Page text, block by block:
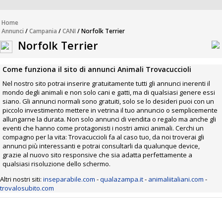
Home
Annunci /Campania /CANI / Norfolk Terrier
Norfolk Terrier
Come funziona il sito di annunci Animali Trovacuccioli
Nel nostro sito potrai inserire gratuitamente tutti gli annunci inerenti il
mondo degli animali e non solo cani e gatti, ma di qualsiasi genere essi
siano. Gli annunci normali sono gratuiti, solo se lo desideri puoi con un
piccolo investimento mettere in vetrina il tuo annuncio o semplicemente
allungarne la durata. Non solo annunci di vendita o regalo ma anche gli
eventi che hanno come protagonisti i nostri amici animali. Cerchi un
compagno per la vita: Trovacuccioli fa al caso tuo, da noi troverai gli
annunci più interessanti e potrai consultarli da qualunque device,
grazie al nuovo sito responsive che sia adatta perfettamente a
qualsiasi risoluzione dello schermo.
Altri nostri siti: inseparabile.com -qualazampa.it- animaliitaliani.com -
trovalosubito.com